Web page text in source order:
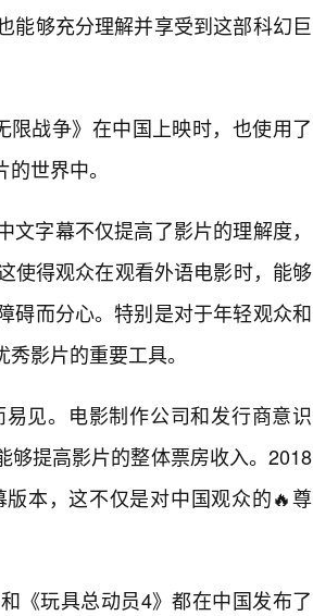
能够充分理解并享受到这部科幻巨
战争》在中国上映时，也使用了
世界中。
字幕不仅提高了影片的理解度，
使得观众在观看外语电影时，能够
碍而分心。特别是对于年轻观众和
影片的重要工具。
见。电影制作公司和发行商意识
够提高影片的整体票房收入。2018
本，这不仅是对中国观众的🔥尊
《玩具总动员4》都在中国发布了